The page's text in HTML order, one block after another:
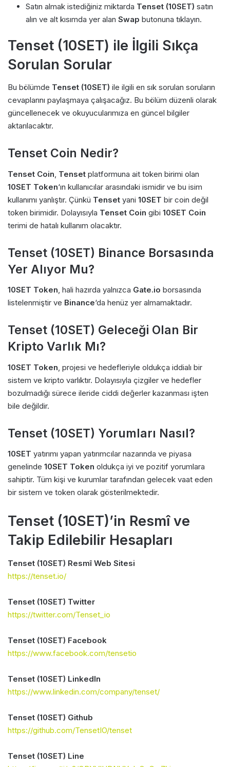
Satın almak istediğiniz miktarda Tenset (10SET) satın
alın ve alt kısımda yer alan Swap butonuna tıklayın.
Tenset (10SET) ile İlgili Sıkça
Sorulan Sorular
Bu bölümde Tenset (10SET) ile ilgili en sık sorulan soruların
cevaplarını paylaşmaya çalışacağız. Bu bölüm düzenli olarak
güncellenecek ve okuyucularımıza en güncel bilgiler
aktarılacaktır.
Tenset Coin Nedir?
Tenset Coin, Tenset platformuna ait token birimi olan
10SET Token‘ın kullanıcılar arasındaki ismidir ve bu isim
kullanımı yanlıştır. Çünkü Tenset yani 10SET bir coin değil
token birimidir. Dolayısıyla Tenset Coin gibi 10SET Coin
terimi de hatalı kullanım olacaktır.
Tenset (10SET) Binance Borsasında
Yer Alıyor Mu?
10SET Token, hali hazırda yalnızca Gate.io borsasında
listelenmiştir ve Binance‘da henüz yer almamaktadır.
Tenset (10SET) Geleceği Olan Bir
Kripto Varlık Mı?
10SET Token, projesi ve hedefleriyle oldukça iddialı bir
sistem ve kripto varlıktır. Dolayısıyla çizgiler ve hedefler
bozulmadığı sürece ileride ciddi değerler kazanması işten
bile değildir.
Tenset (10SET) Yorumları Nasıl?
10SET yatırımı yapan yatırımcılar nazarında ve piyasa
genelinde 10SET Token oldukça iyi ve pozitif yorumlara
sahiptir. Tüm kişi ve kurumlar tarafından gelecek vaat eden
bir sistem ve token olarak gösterilmektedir.
Tenset (10SET)’in Resmî ve
Takip Edilebilir Hesapları
Tenset (10SET) Resmî Web Sitesi
https://tenset.io/
Tenset (10SET) Twitter
https://twitter.com/Tenset_io
Tenset (10SET) Facebook
https://www.facebook.com/tensetio
Tenset (10SET) LinkedIn
https://www.linkedin.com/company/tenset/
Tenset (10SET) Github
https://github.com/TensetIO/tenset
Tenset (10SET) Line